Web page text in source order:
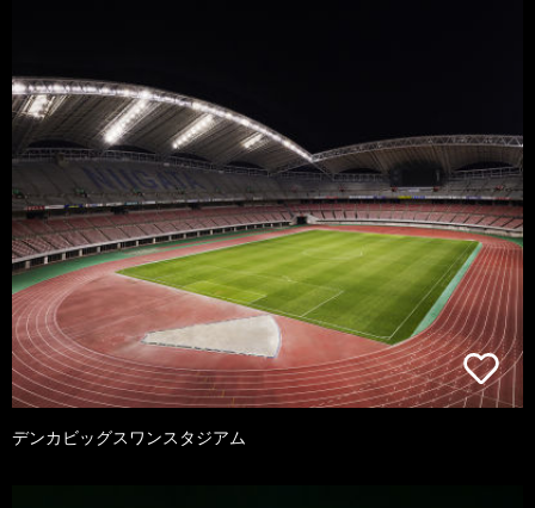
デンカビッグスワンスタジアム